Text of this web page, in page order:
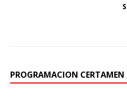
PROGRAMACION CERTAMEN